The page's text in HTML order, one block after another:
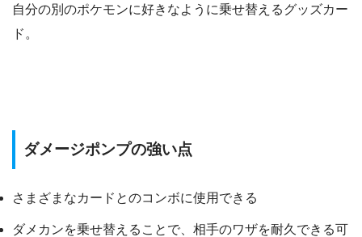
自分の別のポケモンに好きなように乗せ替えるグッズカー
ド。
ダメージポンプの強い点
さまざまなカードとのコンボに使用できる
ダメカンを乗せ替えることで、相手のワザを耐久できる可